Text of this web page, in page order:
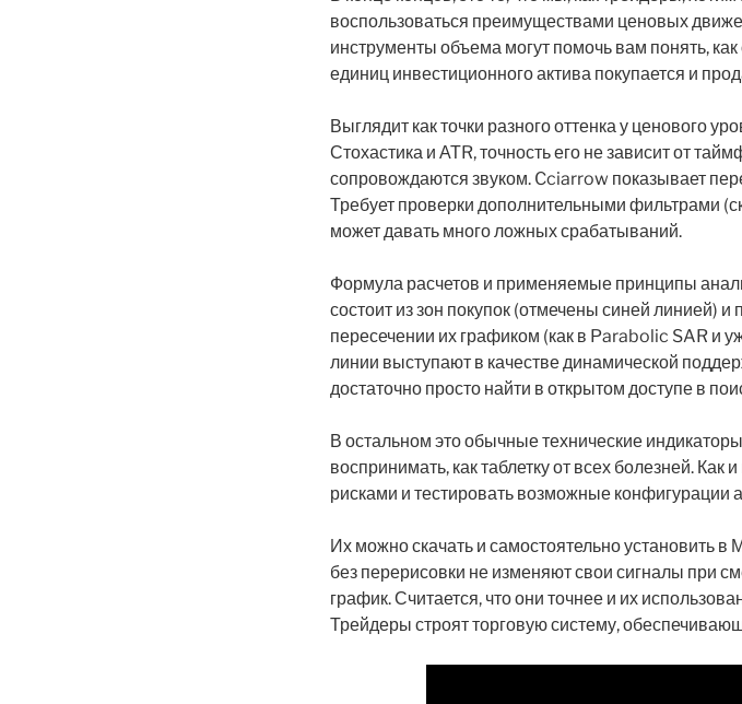
воспользоваться преимуществами ценовых
инструменты объема могут помочь вам понять,
единиц инвестиционного актива покупается и
Выглядит как точки разного оттенка у ценового
Стохастика и АТR, точность его не зависит от
сопровождаются звуком. Cciarrow показывает
Требует проверки дополнительными фильтрами
может давать много ложных срабатываний.
Формула расчетов и применяемые принципы
состоит из зон покупок (отмечены синей линией)
пересечении их графиком (как в Parabolic SAR и
линии выступают в качестве динамической
достаточно просто найти в открытом доступе в
В остальном это обычные технические
воспринимать, как таблетку от всех болезней. Как
рисками и тестировать возможные
Их можно скачать и самостоятельно установить
без перерисовки не изменяют свои сигналы при
график. Считается, что они точнее и их
Трейдеры строят торговую систему,